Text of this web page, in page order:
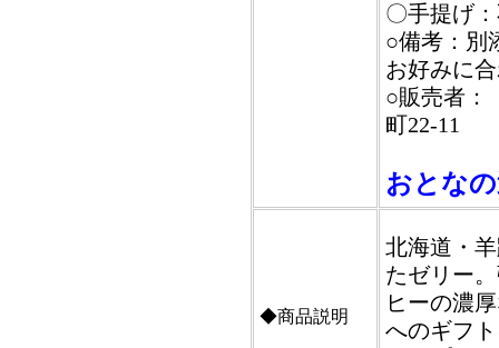
〇手提げ
○備考：別
お好みに
○販売者：
町22-11
おとな
◆商品説明
北海道・
たゼリー
ヒーの濃
へのギフ